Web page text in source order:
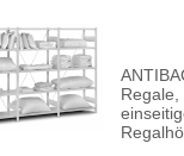
Regale,